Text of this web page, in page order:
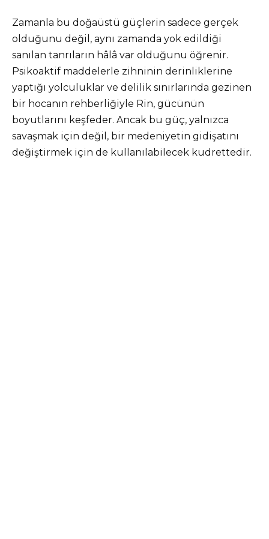
Zamanla bu doğaüstü güçlerin sadece gerçek
olduğunu değil, aynı zamanda yok edildiği
sanılan tanrıların hâlâ var olduğunu öğrenir.
Psikoaktif maddelerle zihninin derinliklerine
yaptığı yolculuklar ve delilik sınırlarında gezinen
bir hocanın rehberliğiyle Rin, gücünün
boyutlarını keşfeder. Ancak bu güç, yalnızca
savaşmak için değil, bir medeniyetin gidişatını
değiştirmek için de kullanılabilecek kudrettedir.